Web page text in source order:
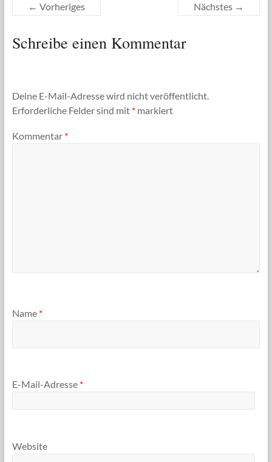
← Vorheriges Nächstes →
Schreibe einen Kommentar
Deine E-Mail-Adresse wird nicht veröffentlicht.
Erforderliche Felder sind mit *markiert
Kommentar *
Name *
E-Mail-Adresse *
Website